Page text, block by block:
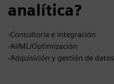
analítica?
-Consultoría e integración
-AI/ML/Optimización
-Adquisición y gestión de datos